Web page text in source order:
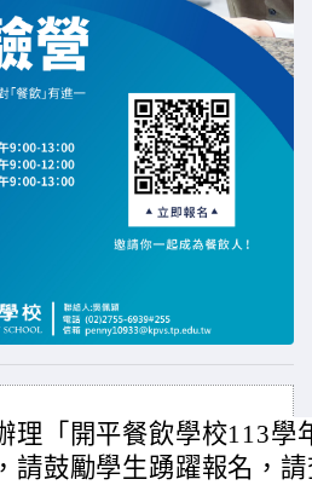
理「開平餐飲學校113學
請鼓勵學生踴躍報名，